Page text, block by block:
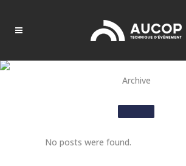
Archive
No posts were found.